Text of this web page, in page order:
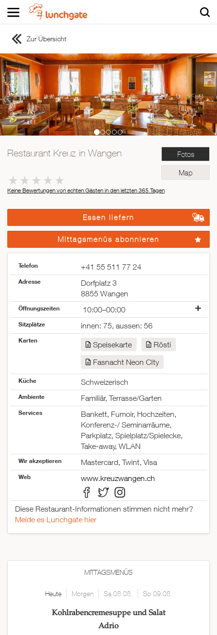
ZUR STARTSEITE
ZUR RESTAURANTSUCHE
Asiatisch
Italienisch
Französisch
Traditionell
Mexikanisch
Zur Übersicht
Fotos
Map
Restaurant Kreuz in Wangen
Keine Bewertungen von echten Gästen in den letzten 365 Tagen
Essen liefern
Mittagsmenüs abonnieren
Telefon +41 55 511 77 24
Adresse
Dorfplatz 3
8855 Wangen
Öffnungszeiten
10:00–00:00
Montag
Mittwoch
Samstag
Sonntag
geschlossen
geschlossen
10:00–00:00
10:00–00:00
10:00–00:00
10:00–00:00
Sitzplätze innen: 75, aussen: 56
Karten Speisekarte
Rösti
Fasnacht Neon CIty
Küche Schweizerisch
Ambiente Familiär, Terrasse/Garten
Services
Bankett, Fumoir, Hochzeiten,
Konferenz-/ Seminarräume,
Parkplatz, Spielplatz/Spielecke,
Take-away, WLAN
Wir akzeptieren Mastercard, Twint, Visa
Web www.kreuzwangen.ch
Diese Restaurant-Informationen stimmen nicht mehr?
Melde es Lunchgate hier
MITTAGSMENÜS
Heute Morgen Sa 08.08. So 09.08.
Kohlrabencremesuppe und Salat
Adrio